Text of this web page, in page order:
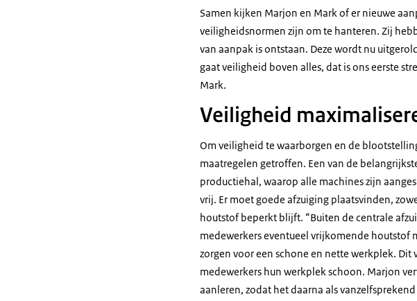
Samen kijken Marjon en Mark of er nieuwe
veiligheidsnormen zijn om te hanteren. Zij
van aanpak is ontstaan. Deze wordt nu
gaat veiligheid boven alles, dat is ons eerste
Mark.
Veiligheid
Om veiligheid te waarborgen en de
maatregelen getroffen. Een van de
productiehal, waarop alle machines zijn
vrij. Er moet goede afzuiging plaatsvinden,
houtstof beperkt blijft. “Buiten de centrale
medewerkers eventueel vrijkomende houtstof
zorgen voor een schone en nette werkplek. Dit
medewerkers hun werkplek schoon. Marjon
aanleren, zodat het daarna als vanzelfsprekend